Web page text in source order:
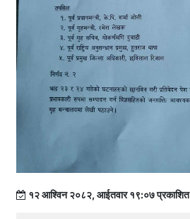
१२ आश्विन २०८२, आईतवार १९:०७ प्रकाशित